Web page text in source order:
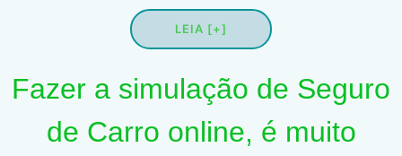
LEIA [+]
Fazer a simulação de Seguro
de Carro online, é muito